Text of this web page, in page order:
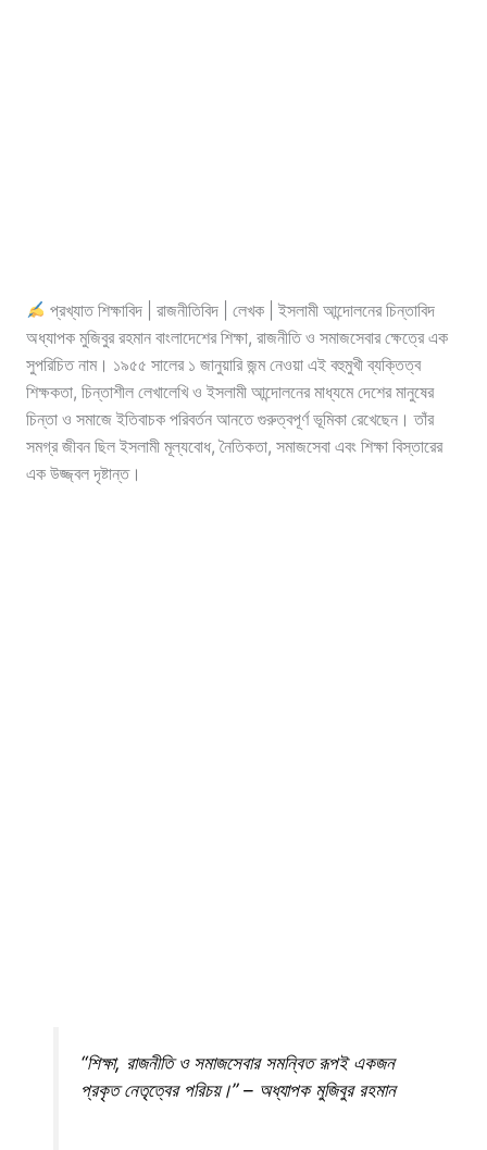
প্রখ্যাত শিক্ষাবিদ | রাজনীতিবিদ | লেখক | ইসলামী আন্দোলনের চিন্তাবিদ
অধ্যাপক মুজিবুর রহমান বাংলাদেশের শিক্ষা, রাজনীতি ও সমাজসেবার ক্ষেত্রে এক
সুপরিচিত নাম। ১৯৫৫ সালের ১ জানুয়ারি জন্ম নেওয়া এই বহুমুখী ব্যক্তিত্ব
শিক্ষকতা, চিন্তাশীল লেখালেখি ও ইসলামী আন্দোলনের মাধ্যমে দেশের মানুষের
চিন্তা ও সমাজে ইতিবাচক পরিবর্তন আনতে গুরুত্বপূর্ণ ভূমিকা রেখেছেন। তাঁর
সমগ্র জীবন ছিল ইসলামী মূল্যবোধ, নৈতিকতা, সমাজসেবা এবং শিক্ষা বিস্তারের
এক উজ্জ্বল দৃষ্টান্ত।
“শিক্ষা, রাজনীতি ও সমাজসেবার সমন্বিত রূপই একজন
প্রকৃত নেতৃত্বের পরিচয়।” – অধ্যাপক মুজিবুর রহমান